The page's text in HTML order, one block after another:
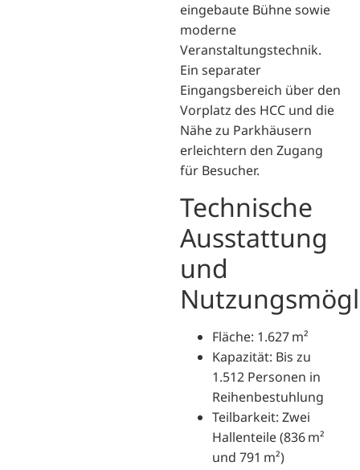
eingebaute Bühne sowie
moderne
Veranstaltungstechnik.
Ein separater
Eingangsbereich über den
Vorplatz des HCC und die
Nähe zu Parkhäusern
erleichtern den Zugang
für Besucher.
Technische
Ausstattung
und
Fläche: 1.627 m²
Kapazität: Bis zu
1.512 Personen in
Reihenbestuhlung
Teilbarkeit: Zwei
Hallenteile (836 m²
und 791 m²)